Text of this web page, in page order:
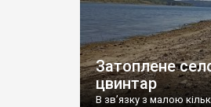
Затоплене
цвинтар
В зв’язку з малою